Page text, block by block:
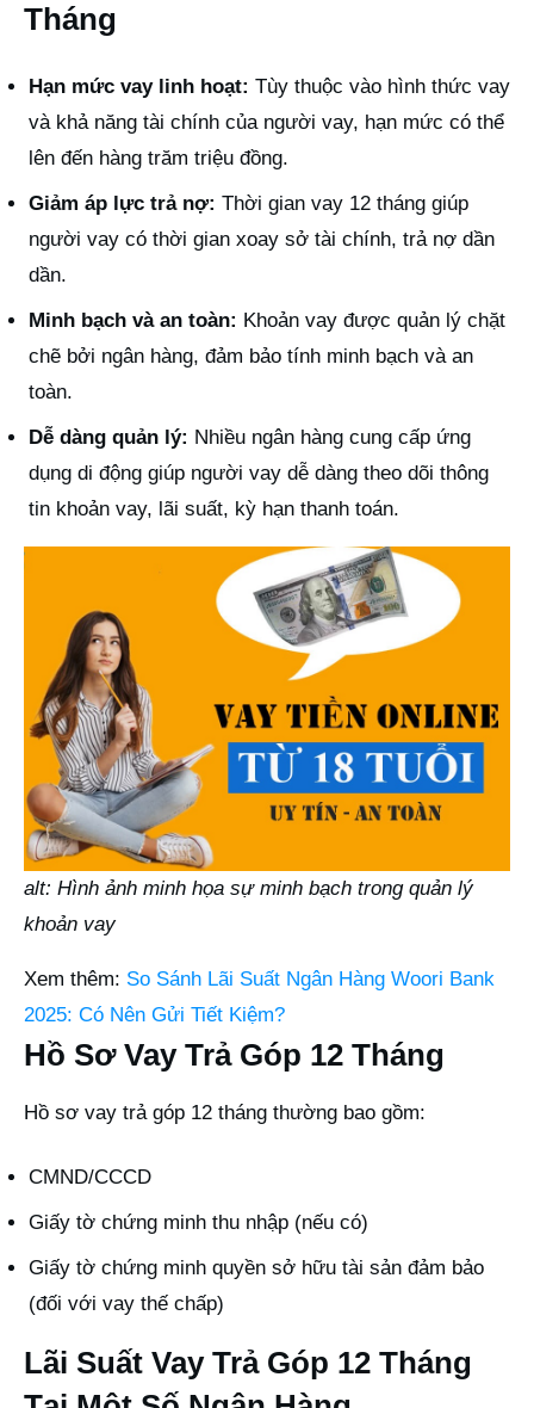
Tháng
Hạn mức vay linh hoạt: Tùy thuộc vào hình thức vay
và khả năng tài chính của người vay, hạn mức có thể
lên đến hàng trăm triệu đồng.
Giảm áp lực trả nợ: Thời gian vay 12 tháng giúp
người vay có thời gian xoay sở tài chính, trả nợ dần
dần.
Minh bạch và an toàn: Khoản vay được quản lý chặt
chẽ bởi ngân hàng, đảm bảo tính minh bạch và an
toàn.
Dễ dàng quản lý: Nhiều ngân hàng cung cấp ứng
dụng di động giúp người vay dễ dàng theo dõi thông
tin khoản vay, lãi suất, kỳ hạn thanh toán.
alt: Hình ảnh minh họa sự minh bạch trong quản lý
khoản vay
Xem thêm: So Sánh Lãi Suất Ngân Hàng Woori Bank
2025: Có Nên Gửi Tiết Kiệm?
Hồ Sơ Vay Trả Góp 12 Tháng
Hồ sơ vay trả góp 12 tháng thường bao gồm:
CMND/CCCD
Giấy tờ chứng minh thu nhập (nếu có)
Giấy tờ chứng minh quyền sở hữu tài sản đảm bảo
(đối với vay thế chấp)
Lãi Suất Vay Trả Góp 12 Tháng